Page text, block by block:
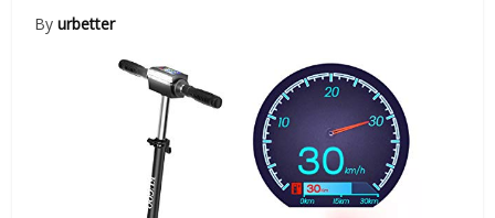
Byurbetter